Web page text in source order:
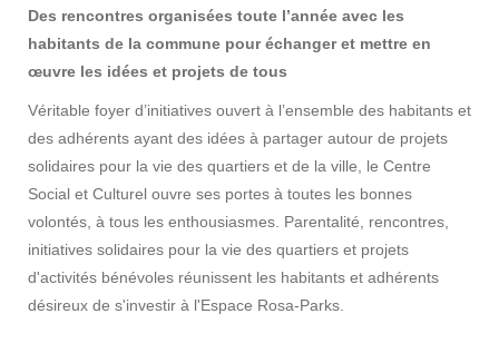
Des rencontres organisées toute l’année avec les
habitants de la commune pour échanger et mettre en
œuvre les idées et projets de tous
Véritable foyer d’initiatives ouvert à l’ensemble des habitants et
des adhérents ayant des idées à partager autour de projets
solidaires pour la vie des quartiers et de la ville, le Centre
Social et Culturel ouvre ses portes à toutes les bonnes
volontés, à tous les enthousiasmes. Parentalité, rencontres,
initiatives solidaires pour la vie des quartiers et projets
d'activités bénévoles réunissent les habitants et adhérents
désireux de s'investir à l'Espace Rosa-Parks.